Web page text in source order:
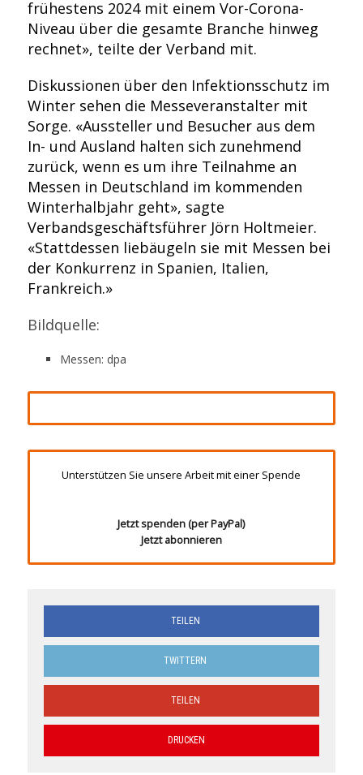
frühestens 2024 mit einem Vor-Corona-
Niveau über die gesamte Branche hinweg
rechnet», teilte der Verband mit.
Diskussionen über den Infektionsschutz im
Winter sehen die Messeveranstalter mit
Sorge. «Aussteller und Besucher aus dem
In- und Ausland halten sich zunehmend
zurück, wenn es um ihre Teilnahme an
Messen in Deutschland im kommenden
Winterhalbjahr geht», sagte
Verbandsgeschäftsführer Jörn Holtmeier.
«Stattdessen liebäugeln sie mit Messen bei
der Konkurrenz in Spanien, Italien,
Frankreich.»
Bildquelle:
Messen: dpa
Unterstützen Sie unsere Arbeit mit einer Spende
Jetzt spenden (per PayPal)
Jetzt abonnieren
TEILEN
TWITTERN
TEILEN
DRUCKEN